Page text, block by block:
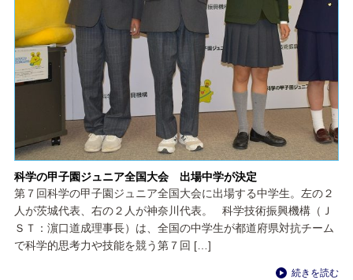
科学の甲子園ジュニア全国大会 出場中学が決定
第７回科学の甲子園ジュニア全国大会に出場する中学生。左の２
人が茨城代表、右の２人が神奈川代表。 科学技術振興機構（Ｊ
ＳＴ：濵口道成理事長）は、全国の中学生が都道府県対抗チーム
で科学的思考力や技能を競う第７回 […]
続きを読む